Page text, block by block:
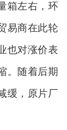
箱左右，环
易商在此轮
也对涨价表
。随着后期
缓，原片厂